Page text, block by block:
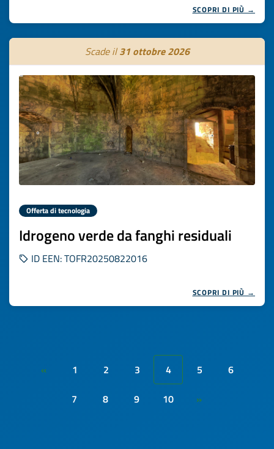
SCOPRI DI PIÙ →
Scade il31 ottobre 2026
Offerta di tecnologia
Idrogeno verde da fanghi residuali
ID EEN: TOFR20250822016
SCOPRI DI PIÙ →
« 1 2 3 4 5
6
7
8 9 10 »